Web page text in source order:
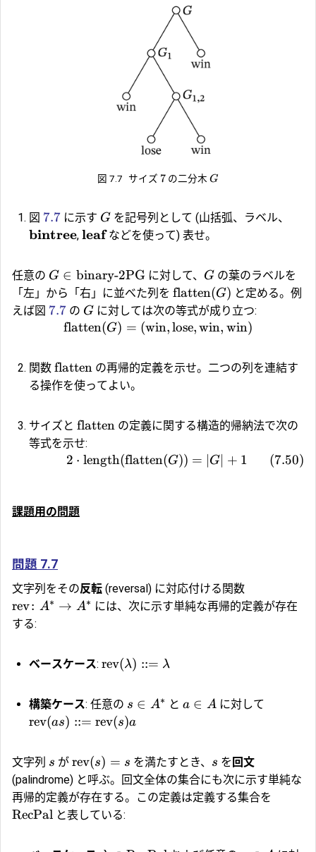
図 7.7 サイズ 7 の二分木G
図 7.7 に示す G を記号列として (山括弧、ラベル、
bintree, leafなどを使って) 表せ。
任意の G ∈ binary-2PG に対して、 G の葉のラベルを
「左」から「右」に並べた列を flatten(G) と定める。例
えば図 7.7 の G に対しては次の等式が成り立つ:
flatten(G) = (win,lose, win, win)
関数 flatten の再帰的定義を示せ。二つの列を連結す
る操作を使ってよい。
サイズと flatten の定義に関する構造的帰納法で次の
等式を示せ:
2 ⋅ length(flatten(G)) = G + 1 (7.50)
課題用の問題
問題 7.7
文字列をその反転 (reversal) に対応付ける関数
rev: A∗ → A∗ には、次に示す単純な再帰的定義が存在
する:
ベースケース: rev(λ) ::= λ
構築ケース: 任意の s ∈ A∗ と a ∈ Aに対して
rev(as) ::= rev(s)a
文字列 s が rev(s) = s を満たすとき、 s を 回文
(palindrome) と呼ぶ。回文全体の集合にも次に示す単純な
再帰的定義が存在する。この定義は定義する集合を
RecPal と表している: